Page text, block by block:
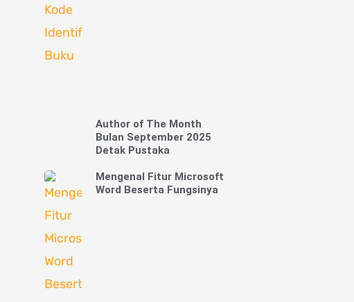
Author of The Month
Bulan September 2025
Detak Pustaka
Mengenal Fitur Microsoft
Word Beserta Fungsinya